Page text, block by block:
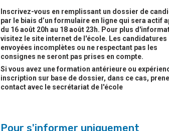
Inscrivez-vous en remplissant un dossier de
par le biais d’un formulaire en ligne qui sera actif
du 16 août 20h au 18 août 23h. Pour plus
visitez le site internet de l'école. Les candidatures
envoyées incomplètes ou ne respectant pas les
consignes ne seront pas prises en compte.
Si vous avez une formation antérieure ou
inscription sur base de dossier, dans ce cas,
contact avec le secrétariat de l'école
Pour s'informer uniquement